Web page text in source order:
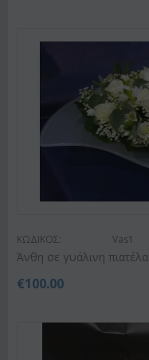
ΚΩΔΙΚΟΣ: Vas1
Άνθη σε γυάλινη πιατέλα
€100.00